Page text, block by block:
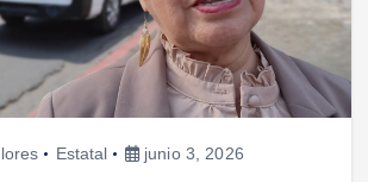
Estatal junio 3, 2026